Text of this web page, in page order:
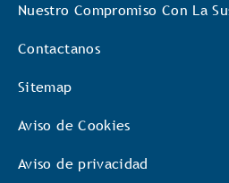
Nuestro Compromiso Con La
Contactanos
Sitemap
Aviso de Cookies
Aviso de privacidad